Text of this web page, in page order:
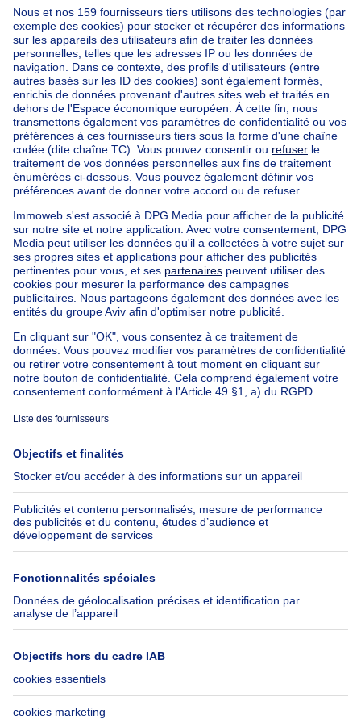
Accueil Belgique
Brabant Flamand (province)
Hal-Vilvorde (arrondissement)
Acheter votre maison à Linkebeek
Nos maisons hors de la Belgique
Maison à vendre France
Maison à vendre Espagne
Maison à vendre Italie
Maison à vendre Luxembourg
Maison à vendre Pays-bas
Nos biens pas chèrsMaison à vendre pas cher
Appartements à louer pas cher
Nos biens à louer avec chambres
Appartement à vendre avec 3 chambres
Maison à vendre avec 3 chambres
Appartement à louer avec 3 chambres
Maison à louer avec 3 chambres
Appartement à louer avec 3 chambres Bruxelles-ville
À propos
Immoweb
Presse
Emplois
Groupe Axel Springer
SeLoger.com
Immowelt.de
Outils
Belfius
Assurances
Check-list déménagement
Aide
FAQ
Accessibilité
Contactez-nous
Suivez-nous
LinkedIn